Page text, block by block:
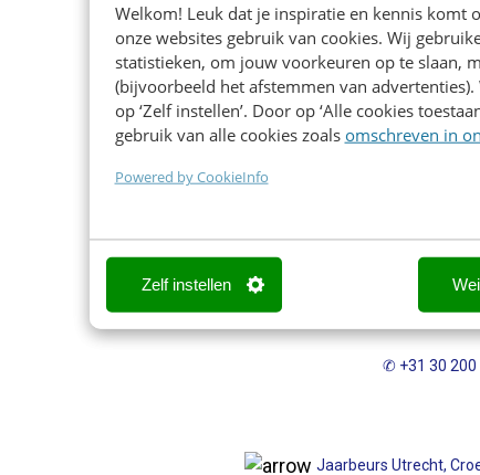
Welkom! Leuk dat je inspiratie en kennis komt
onze websites gebruik van cookies. Wij
statistieken, om jouw voorkeuren op te slaan,
(bijvoorbeeld het afstemmen van
op ‘Zelf instellen’. Door op ‘Alle cookies
gebruik van alle cookies zoals omschreven in
Powered by CookieInfo
Zelf instellen
✆ +31 30 200
Jaarbeurs Utrecht,